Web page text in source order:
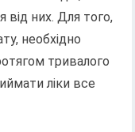
від них. Для того,
необхідно
тривалого
ліки все